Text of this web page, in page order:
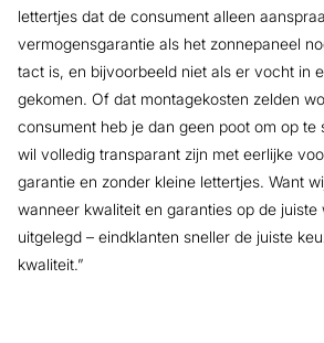
lettertjes dat de consument alleen
vermogensgarantie als het zonnepaneel
tact is, en bijvoorbeeld niet als er vocht in
gekomen. Of dat montagekosten zelden
consument heb je dan geen poot om op te
wil volledig transparant zijn met eerlijke
garantie en zonder kleine lettertjes. Want
wanneer kwaliteit en garanties op de juiste
uitgelegd – eindklanten sneller de juiste
kwaliteit.”